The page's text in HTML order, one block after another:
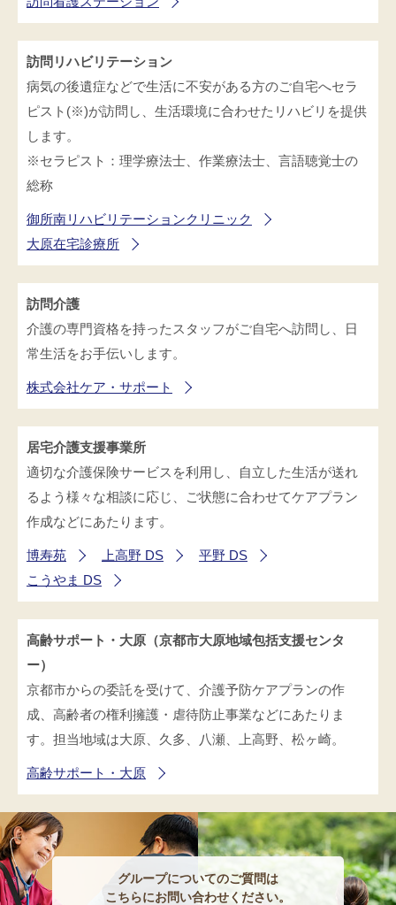
訪問リハビリテーション
病気の後遺症などで生活に不安がある方のご自宅へセラ
ピスト(※)が訪問し、生活環境に合わせたリハビリを提供
します。
※セラピスト：理学療法士、作業療法士、言語聴覚士の
総称
御所南リハビリテーションクリニック
大原在宅診療所
訪問介護
介護の専門資格を持ったスタッフがご自宅へ訪問し、日
常生活をお手伝いします。
株式会社ケア・サポート
居宅介護支援事業所
適切な介護保険サービスを利用し、自立した生活が送れ
るよう様々な相談に応じ、ご状態に合わせてケアプラン
作成などにあたります。
博寿苑 上高野 DS
平野 DS
こうやま DS
高齢サポート・大原（京都市大原地域包括支援センタ
ー）
京都市からの委託を受けて、介護予防ケアプランの作
成、高齢者の権利擁護・虐待防止事業などにあたりま
す。担当地域は大原、久多、八瀬、上高野、松ヶ崎。
高齢サポート・大原
グループについてのご質問は
こちらにお問い合わせください。